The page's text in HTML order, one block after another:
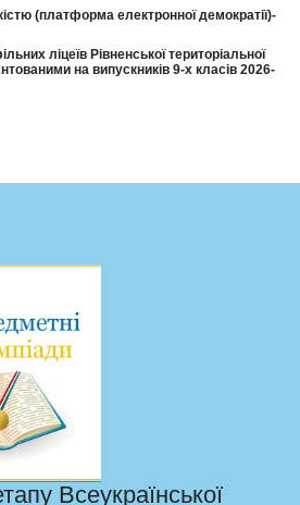
(платформа електронної демократії)-
ліцеїв Рівненської територіальної
на випускників 9-х класів 2026-
Всеукраїнської